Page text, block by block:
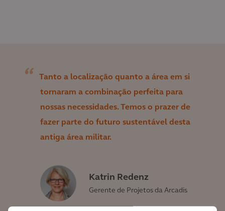
Tanto a localização quanto a área em si
tornaram a combinação perfeita para
nossas necessidades. Temos o prazer de
fazer parte do futuro sustentável desta
antiga área militar.
Katrin Redenz
Gerente de Projetos da Arcadis